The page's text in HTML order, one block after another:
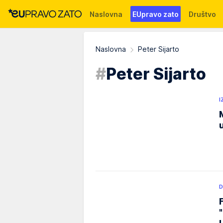
Naslovna EUpravo zato Društvo
Naslovna
Peter Sijarto
#Peter Sijarto